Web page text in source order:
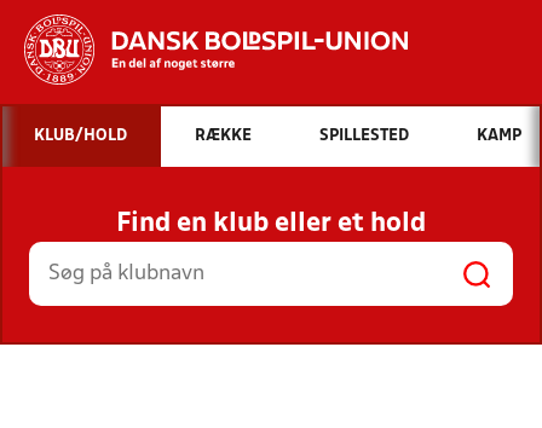
Hvad vil du søge efter?
INDHOLD OG NYHEDER
STILLINGER, RESULTATER, KLUBBER OG
HOLD
KLUB/HOLD RÆKKE SPILLESTED KAMP
Find en klub eller et hold